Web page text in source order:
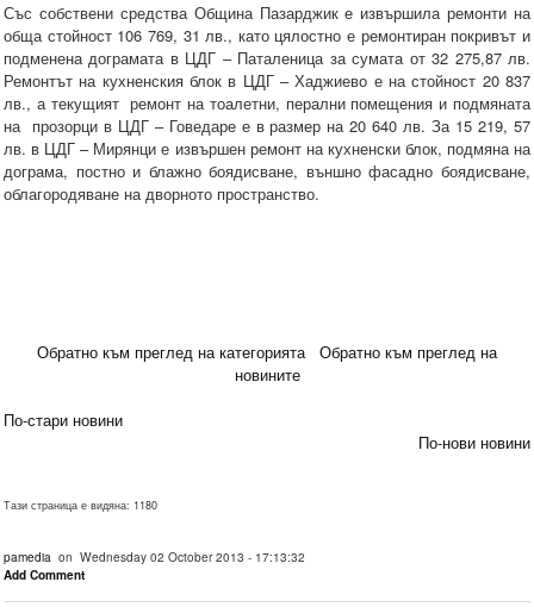
Със собствени средства Община Пазарджик е извършила ремонти на
обща стойност 106 769, 31 лв., като цялостно е ремонтиран покривът и
подменена дограмата в ЦДГ – Паталеница за сумата от 32 275,87 лв.
Ремонтът на кухненския блок в ЦДГ – Хаджиево е на стойност 20 837
лв., а текущият ремонт на тоалетни, перални помещения и подмяната
на прозорци в ЦДГ – Говедаре е в размер на 20 640 лв. За 15 219, 57
лв. в ЦДГ – Мирянци е извършен ремонт на кухненски блок, подмяна на
дограма, постно и блажно боядисване, външно фасадно боядисване,
облагородяване на дворното пространство.
Обратно към преглед на категорията
Обратно към преглед на
новините
По-стари новини
По-нови новини
Тази страница е видяна: 1180
pamedia on Wednesday 02 October 2013 - 17:13:32
Add Comment